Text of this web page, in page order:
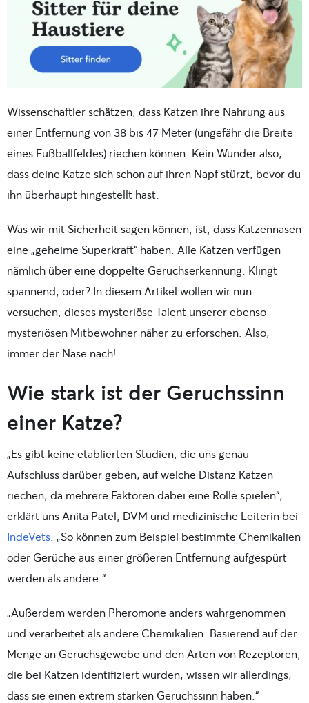
Wissenschaftler schätzen, dass Katzen ihre Nahrung aus
einer Entfernung von 38 bis 47 Meter (ungefähr die Breite
eines Fußballfeldes) riechen können. Kein Wunder also,
dass deine Katze sich schon auf ihren Napf stürzt, bevor du
ihn überhaupt hingestellt hast.
Was wir mit Sicherheit sagen können, ist, dass Katzennasen
eine „geheime Superkraft“ haben. Alle Katzen verfügen
nämlich über eine doppelte Geruchserkennung. Klingt
spannend, oder? In diesem Artikel wollen wir nun
versuchen, dieses mysteriöse Talent unserer ebenso
mysteriösen Mitbewohner näher zu erforschen. Also,
immer der Nase nach!
Wie stark ist der Geruchssinn
einer Katze?
„Es gibt keine etablierten Studien, die uns genau
Aufschluss darüber geben, auf welche Distanz Katzen
riechen, da mehrere Faktoren dabei eine Rolle spielen“,
erklärt uns Anita Patel, DVM und medizinische Leiterin bei
IndeVets . „So können zum Beispiel bestimmte Chemikalien
oder Gerüche aus einer größeren Entfernung aufgespürt
werden als andere.“
„Außerdem werden Pheromone anders wahrgenommen
und verarbeitet als andere Chemikalien. Basierend auf der
Menge an Geruchsgewebe und den Arten von Rezeptoren,
die bei Katzen identifiziert wurden, wissen wir allerdings,
dass sie einen extrem starken Geruchssinn haben.“